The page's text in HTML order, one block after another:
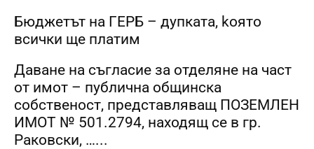
Бюджетът на ГЕРБ – дупката, kоято
всички ще платим
Даване на съгласие за отделяне на част
от имот – публична общинска
собственост, представляващ ПОЗЕМЛЕН
ИМОТ № 501.2794, находящ се в гр.
Раковски, …...